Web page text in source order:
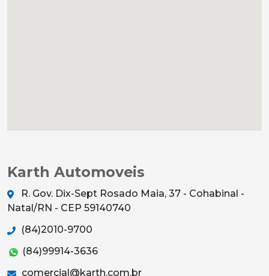
Karth Automoveis
R. Gov. Dix-Sept Rosado Maia, 37 - Cohabinal -
Natal/RN - CEP 59140740
(84)2010-9700
(84)99914-3636
comercial@karth.com.br